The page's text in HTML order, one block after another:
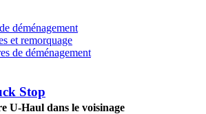
déménagement
et remorquage
de déménagement
Stop
U-Haul dans le voisinage